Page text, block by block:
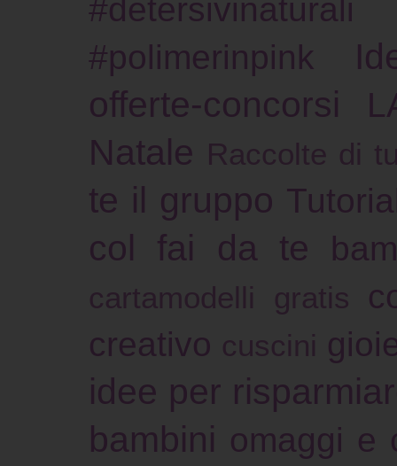
#detersivinaturali
#polimerinpink
offerte-concorsi
Natale Raccolte di
te il gruppo
col fai da te
cartamodelli gratis
creativo cuscini
idee per
bambini omaggi e